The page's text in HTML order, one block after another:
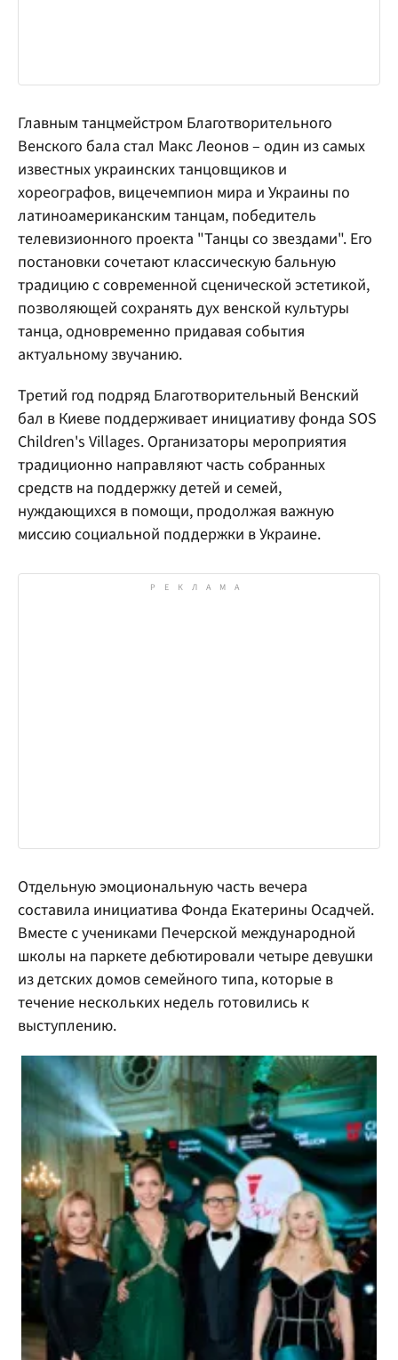
Главным танцмейстром Благотворительного
Венского бала стал Макс Леонов – один из самых
известных украинских танцовщиков и
хореографов, вицечемпион мира и Украины по
латиноамериканским танцам, победитель
телевизионного проекта "Танцы со звездами". Его
постановки сочетают классическую бальную
традицию с современной сценической эстетикой,
позволяющей сохранять дух венской культуры
танца, одновременно придавая события
актуальному звучанию.
Третий год подряд Благотворительный Венский
бал в Киеве поддерживает инициативу фонда SOS
Children's Villages. Организаторы мероприятия
традиционно направляют часть собранных
средств на поддержку детей и семей,
нуждающихся в помощи, продолжая важную
миссию социальной поддержки в Украине.
Отдельную эмоциональную часть вечера
составила инициатива Фонда Екатерины Осадчей.
Вместе с учениками Печерской международной
школы на паркете дебютировали четыре девушки
из детских домов семейного типа, которые в
течение нескольких недель готовились к
выступлению.